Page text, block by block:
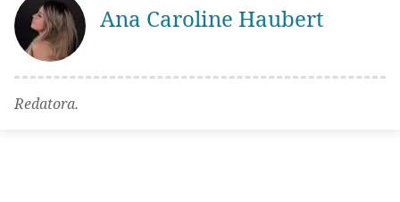
Ana Caroline Haubert
Redatora.